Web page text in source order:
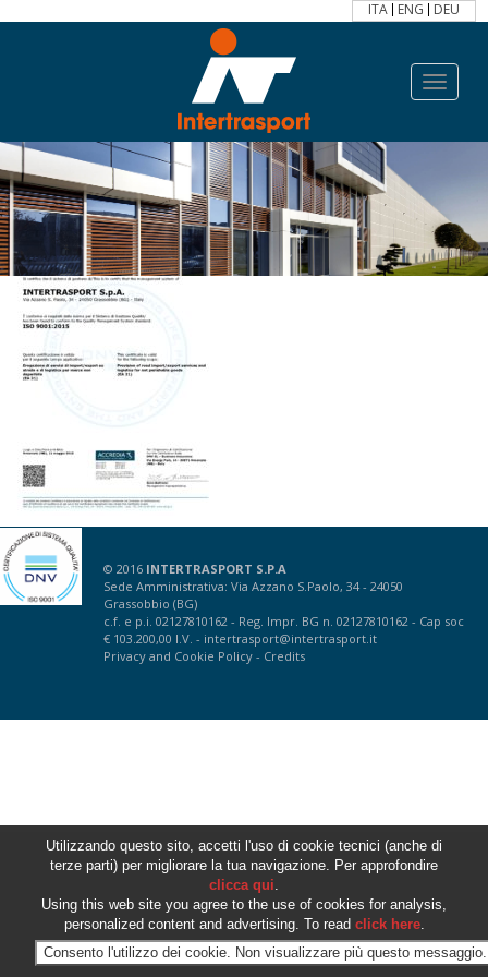
ITA ENG DEU
Toggle
© 2016 INTERTRASPORT S.P.A
Sede Amministrativa: Via Azzano S.Paolo, 34 - 24050
Grassobbio (BG)
c.f. e p.i. 02127810162 - Reg. Impr. BG n. 02127810162 - Cap soc
€ 103.200,00 I.V. - intertrasport@intertrasport.it
Privacyand Cookie Policy- Credits
Utilizzando questo sito, accetti l'uso di cookie tecnici (anche di
terze parti) per migliorare la tua navigazione. Per approfondire
clicca qui.
Using this web site you agree to the use of cookies for analysis,
personalized content and advertising. To read click here.